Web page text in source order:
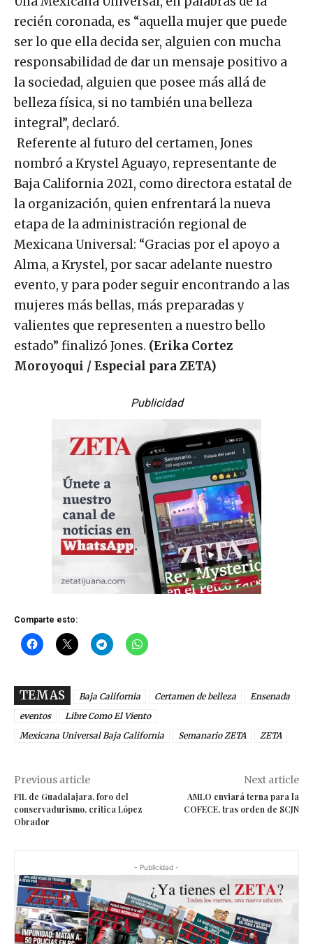
recién coronada, es “aquella mujer que puede
ser lo que ella decida ser, alguien con mucha
responsabilidad de dar un mensaje positivo a
la sociedad, alguien que posee más allá de
belleza física, si no también una belleza
integral”, declaró.
Referente al futuro del certamen, Jones
nombró a Krystel Aguayo, representante de
Baja California 2021, como directora estatal de
la organización, quien enfrentará la nueva
etapa de la administración regional de
Mexicana Universal: “Gracias por el apoyo a
Alma, a Krystel, por sacar adelante nuestro
evento, y para poder seguir encontrando a las
mujeres más bellas, más preparadas y
valientes que representen a nuestro bello
estado” finalizó Jones. (Erika Cortez
Moroyoqui / Especial para ZETA)
Publicidad
Comparte esto:
TEMAS Baja California Certamen de belleza
Ensenada
eventos
Libre Como El Viento
Mexicana Universal Baja California
Semanario ZETA ZETA
Previous article
FIL de Guadalajara, foro del
conservadurismo, critica López
Obrador
Next article
AMLO enviará terna para la
COFECE, tras orden de SCJN
- Publicidad -